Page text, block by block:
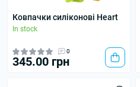
Ковпачки силіконові Heart
In stock
0
345.00 грн